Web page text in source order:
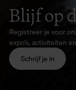
Blijf op
Registreer je voor
expo’s, activiteiten
Schrijf je in